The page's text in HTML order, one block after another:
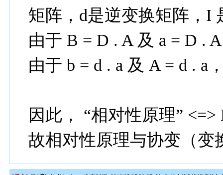
矩阵，d是逆变换矩阵，I
由于 B = D . A 及 a = D .
由于 b = d . a 及 A = d . a
因此， “相对性原理” <=>
故相对性原理与协变（变